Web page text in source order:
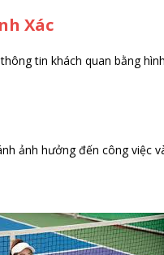
Xác
tin khách quan bằng
ảnh hưởng đến công việc